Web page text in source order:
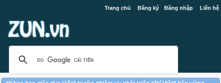
Trang chủ Đăng ký Đăng nhập Liên hệ